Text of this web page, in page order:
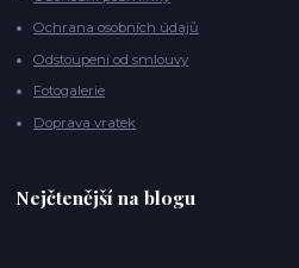
Ochrana osobních údajů
Odstoupení od smlouvy
Fotogalerie
Doprava vratek
Nejčtenější na blogu